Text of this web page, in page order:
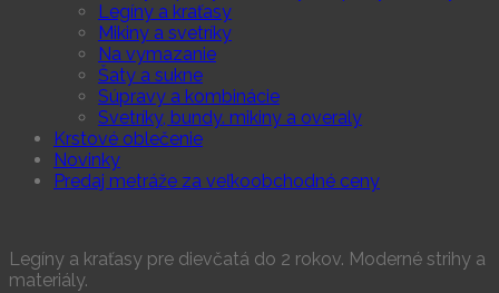
Legíny a kraťasy
Mikiny a svetríky
Na vymazanie
Šaty a sukne
Súpravy a kombinácie
Svetríky, bundy. mikiny a overaly
Krstové oblečenie
Novinky
Predaj metráže za veľkoobchodné ceny
Legíny a kraťasy pre dievčatá do 2 rokov. Moderné strihy a
materiály.